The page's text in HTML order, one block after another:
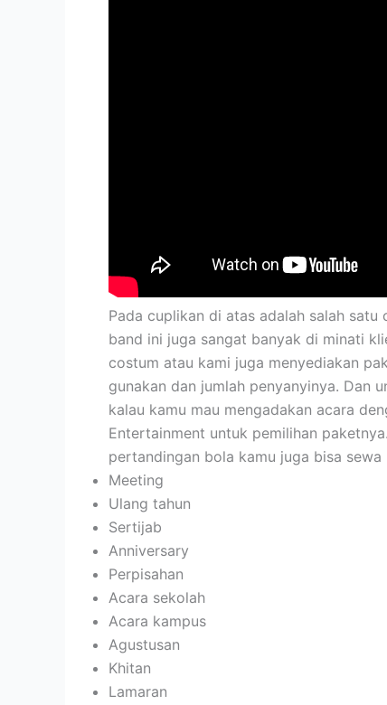
Pada cuplikan di atas adalah salah
band ini juga sangat banyak di minati
costum atau kami juga menyediakan
gunakan dan jumlah penyanyinya. Dan
kalau kamu mau mengadakan acara
Entertainment untuk pemilihan
pertandingan bola kamu juga bisa sewa
Meeting
Ulang tahun
Sertijab
Anniversary
Perpisahan
Acara sekolah
Acara kampus
Agustusan
Khitan
Lamaran